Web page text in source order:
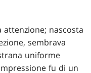
attenzione; nascosta
sembrava
uniforme
fu di un